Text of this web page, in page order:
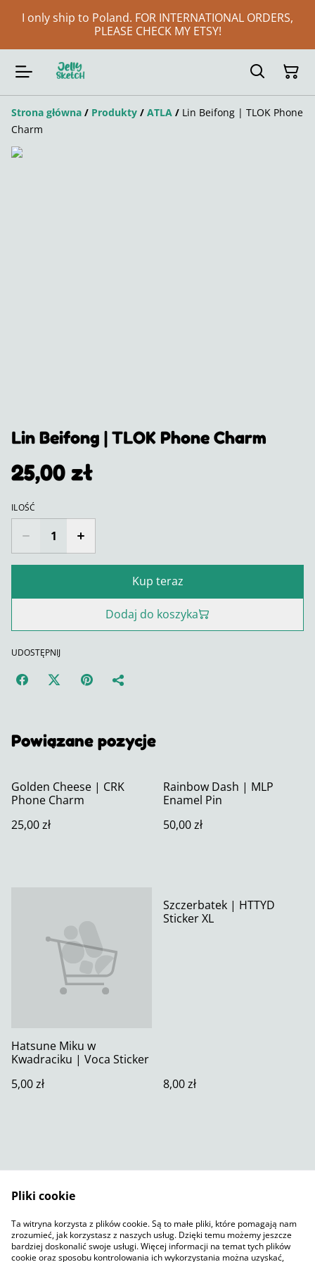
I only ship to Poland. FOR INTERNATIONAL ORDERS,
PLEASE CHECK MY ETSY!
Strona główna / Produkty / ATLA / Lin Beifong | TLOK Phone
Charm
Lin Beifong | TLOK Phone Charm
25,00 zł
ILOŚĆ
Kup teraz
Dodaj do koszyka
UDOSTĘPNIJ
Powiązane pozycje
Golden Cheese | CRK
Phone Charm
25,00 zł
Rainbow Dash | MLP
Enamel Pin
50,00 zł
Hatsune Miku w
Kwadraciku | Voca Sticker
5,00 zł
Szczerbatek | HTTYD
Sticker XL
8,00 zł
Polityka prywatności
SumUp
Polityka plików cookie
Pliki cookie
Ta witryna korzysta z plików cookie. Są to małe pliki, które pomagają nam
zrozumieć, jak korzystasz z naszych usług. Dzięki temu możemy jeszcze
bardziej doskonalić swoje usługi. Więcej informacji na temat tych plików
cookie oraz sposobu kontrolowania ich wykorzystania można uzyskać,